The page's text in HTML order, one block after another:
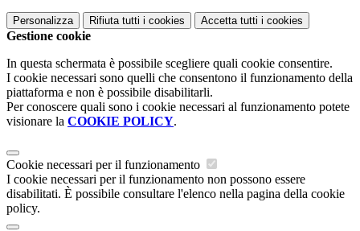
Personalizza Rifiuta tutti i cookies Accetta tutti i cookies
Gestione cookie
In questa schermata è possibile scegliere quali cookie consentire.
I cookie necessari sono quelli che consentono il funzionamento della
piattaforma e non è possibile disabilitarli.
Per conoscere quali sono i cookie necessari al funzionamento potete
visionare la COOKIE POLICY.
Cookie necessari per il funzionamento
I cookie necessari per il funzionamento non possono essere
disabilitati. È possibile consultare l'elenco nella pagina della cookie
policy.